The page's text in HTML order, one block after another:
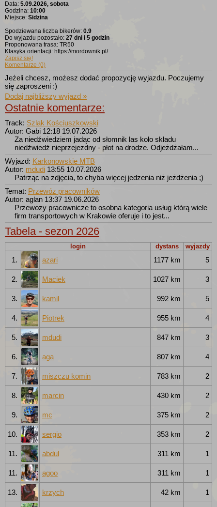
Data: 5.09.2026, sobota
Godzina: 10:00
Miejsce: Sidzina
Spodziewana liczba bikerów: 0.9
Do wyjazdu pozostało: 27 dni i 5 godzin
Proponowana trasa: TR50
Klasyka orientacji: https://mordownik.pl/
Zapisz się!
Komentarze (0)
Jeżeli chcesz, możesz dodać propozycję wyjazdu. Poczujemy
się zaproszeni :)
Dodaj najbliższy wyjazd »
Ostatnie komentarze:
Track: Szlak Kościuszkowski
Autor: Gabi 12:18 19.07.2026
Za niedźwiedziem jadąc od słomnik las koło składu
niedźwiedź nieprzejezdny - płot na drodze. Odjeżdżałam...
Wyjazd: Karkonowskie MTB
Autor: mdudi 13:55 10.07.2026
Patrząc na zdjęcia, to chyba więcej jedzenia niż jeżdżenia ;)
Temat: Przewóz pracowników
Autor: aglan 13:37 19.06.2026
Przewozy pracownicze to osobna kategoria usług którą wiele
firm transportowych w Krakowie oferuje i to jest...
Tabela - sezon 2026
login dystans wyjazdy
1. azari 1177 km 5
2. Maciek 1027 km 3
3. kamil 992 km 5
4. Piotrek 955 km 4
5. mdudi 847 km 3
6. aga 807 km 4
7. miszczu komin 783 km 2
8. marcin 430 km 2
9. mc 375 km 2
10. sergio 353 km 2
11. abdul 311 km 1
11. agoo 311 km 1
13. krzych 42 km 1